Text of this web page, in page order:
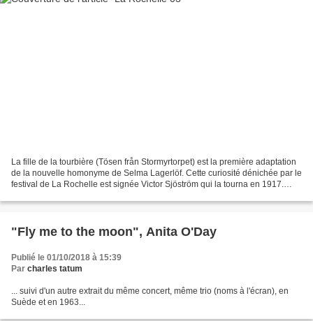
La fille de la tourbière (Tösen från Stormyrtorpet) est la première adaptation
de la nouvelle homonyme de Selma Lagerlöf. Cette curiosité dénichée par le
festival de La Rochelle est signée Victor Sjöström qui la tourna en 1917.
"Fly me to the moon", Anita O'Day
Publié le 01/10/2018 à 15:39
Par charles tatum
... suivi d'un autre extrait du même concert, même trio (noms à l'écran), en
Suède et en 1963...